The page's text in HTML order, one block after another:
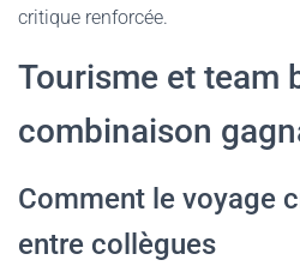
critique renforcée.
Tourisme et team
combinaison
Comment le voyage
entre collègues